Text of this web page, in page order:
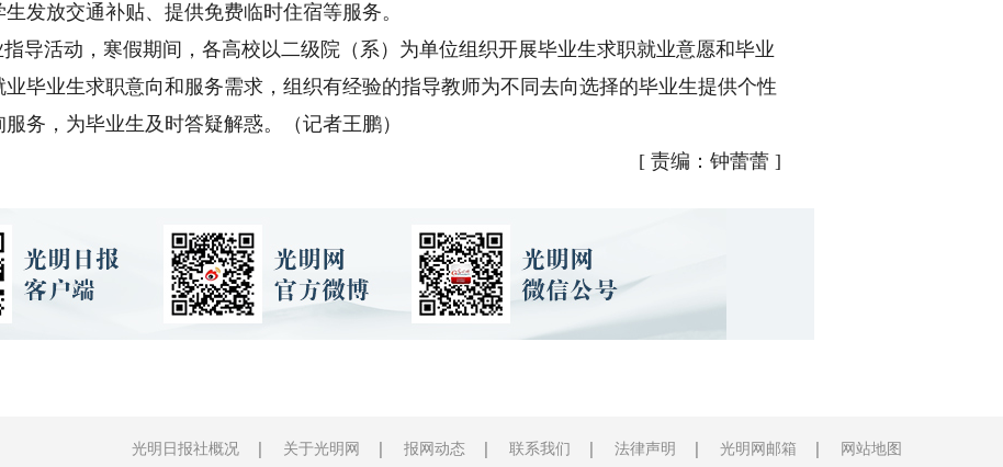
发放交通补贴、提供免费临时住宿等服务。
活动，寒假期间，各高校以二级院（系）为单位组织开展毕业生求职就业意愿和毕业
毕业生求职意向和服务需求，组织有经验的指导教师为不同去向选择的毕业生提供个性
务，为毕业生及时答疑解惑。（记者王鹏）
[ 责编：钟蕾蕾 ]
光明日报社概况 关于光明网 报网动态 联系我们 法律声明 光明网邮箱 网站地图